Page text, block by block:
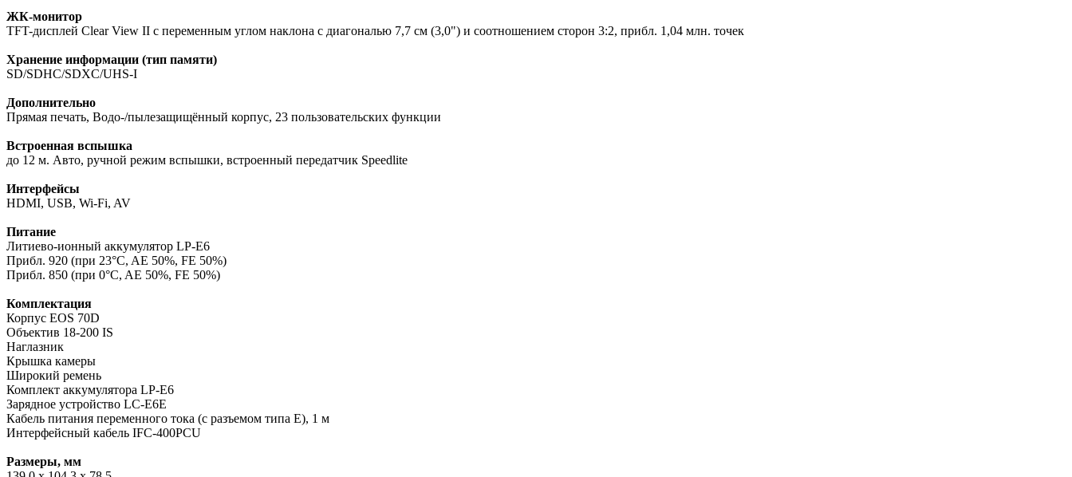
ЖК-монитор
TFT-дисплей Clear View II с переменным углом наклона с диагональю 7,7 см (3,0") и соотношением сторон 3:2, прибл. 1,04 млн. точек
Хранение информации (тип памяти)
SD/SDHC/SDXC/UHS-I
Дополнительно
Прямая печать, Водо-/пылезащищённый корпус, 23 пользовательских функции
Встроенная вспышка
до 12 м. Авто, ручной режим вспышки, встроенный передатчик Speedlite
Интерфейсы
HDMI, USB, Wi-Fi, AV
Питание
Литиево-ионный аккумулятор LP-E6
Прибл. 920 (при 23°C, AE 50%, FE 50%)
Прибл. 850 (при 0°C, AE 50%, FE 50%)
Комплектация
Корпус EOS 70D
Объектив 18-200 IS
Наглазник
Крышка камеры
Широкий ремень
Комплект аккумулятора LP-E6
Зарядное устройство LC-E6E
Кабель питания переменного тока (с разъемом типа E), 1 м
Интерфейсный кабель IFC-400PCU
Размеры, мм